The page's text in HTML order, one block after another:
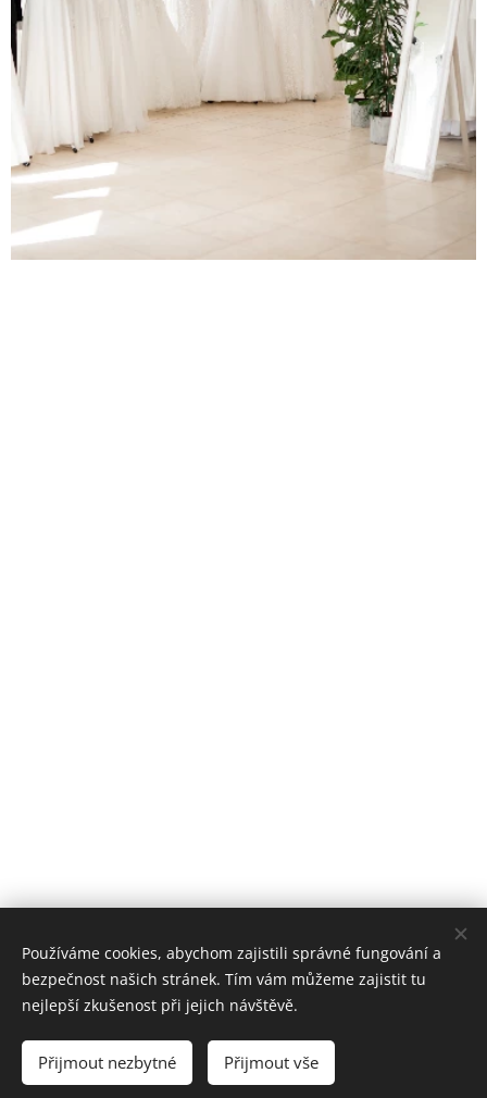
Share
GDPR
Používáme cookies, abychom zajistili správné fungování a
bezpečnost našich stránek. Tím vám můžeme zajistit tu
nejlepší zkušenost při jejich návštěvě.
Přijmout nezbytné Přijmout vše